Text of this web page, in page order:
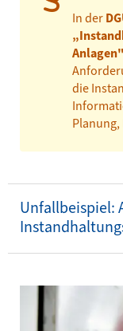
In der
Anlagen"
die
Unfallbeispiel: